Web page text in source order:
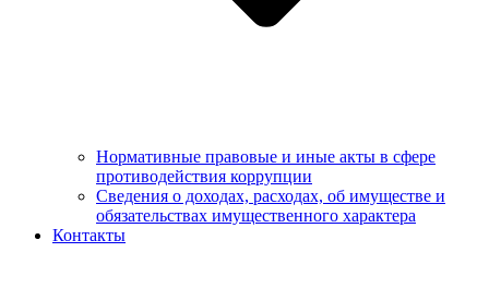
Нормативные правовые и иные акты в сфере
противодействия коррупции
Сведения о доходах, расходах, об имуществе и
обязательствах имущественного характера
Контакты